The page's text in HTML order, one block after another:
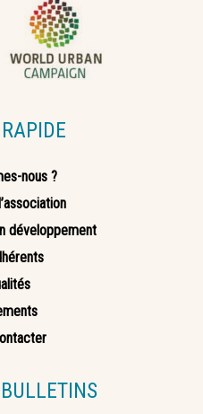
nous ?
développement